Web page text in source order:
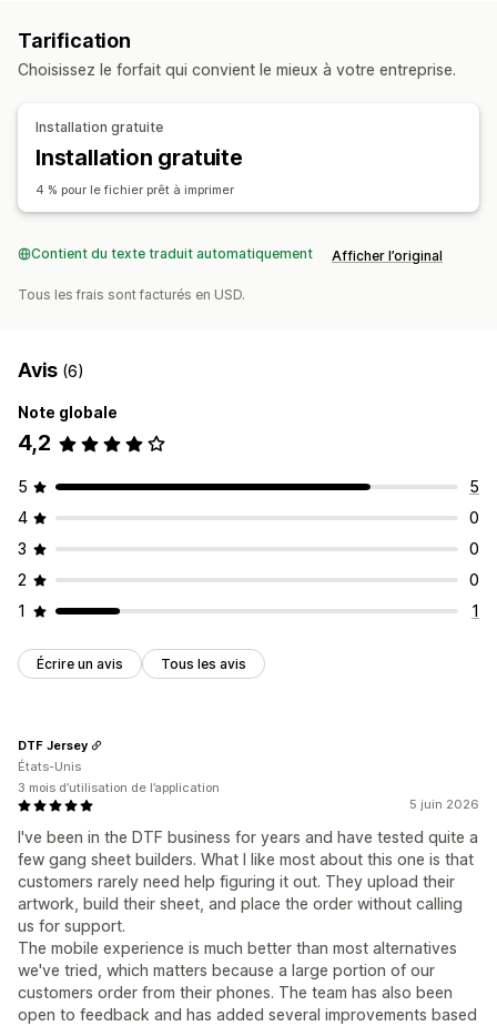
Importation et exportation
Impression
Tarification
Choisissez le forfait qui convient le mieux à votre entreprise.
Installation gratuite
Installation gratuite
4 % pour le fichier prêt à imprimer
Contient du texte traduit automatiquement Afficher l’original
Tous les frais sont facturés en USD.
Avis (6)
Note globale
4,2
5
5
4
0
3
0
2
0
1
1
Écrire un avis Tous les avis
5 juin 2026
I've been in the DTF business for years and have tested quite a
few gang sheet builders. What I like most about this one is that
customers rarely need help figuring it out. They upload their
artwork, build their sheet, and place the order without calling
us for support.
The mobile experience is much better than most alternatives
we've tried, which matters because a large portion of our
customers order from their phones. The team has also been
open to feedback and has added several improvements based
DTF Jersey
États-Unis
3 mois d’utilisation de l’application